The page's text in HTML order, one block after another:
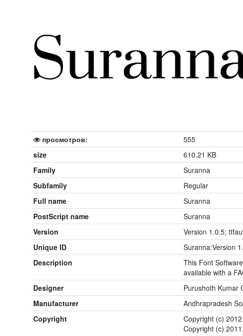
просмотров:
555
size
610.21 KB
Family
Suranna
Subfamily
Regular
Full name
Suranna
PostScript name
Suranna
Version
Version 1.0.5;
Unique ID
Suranna:Version
Description
This Font
available with a
Designer
Purushoth Kumar
Manufacturer
Andhrapradesh
Copyright
Copyright (c)
Copyright (c)